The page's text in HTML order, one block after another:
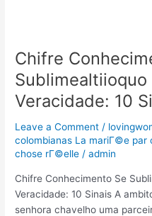
Chifre
Veracidade: 10
Leave a Comment /
colombianas La mariГ©e par
chose rГ©elle /admin
Chifre Conhecimento Se
Veracidade: 10 Sinais A
senhora chavelho uma
Chifre
Conhecimento
Se
Sublimealtiioquo
Camareira
de
10
Sinais